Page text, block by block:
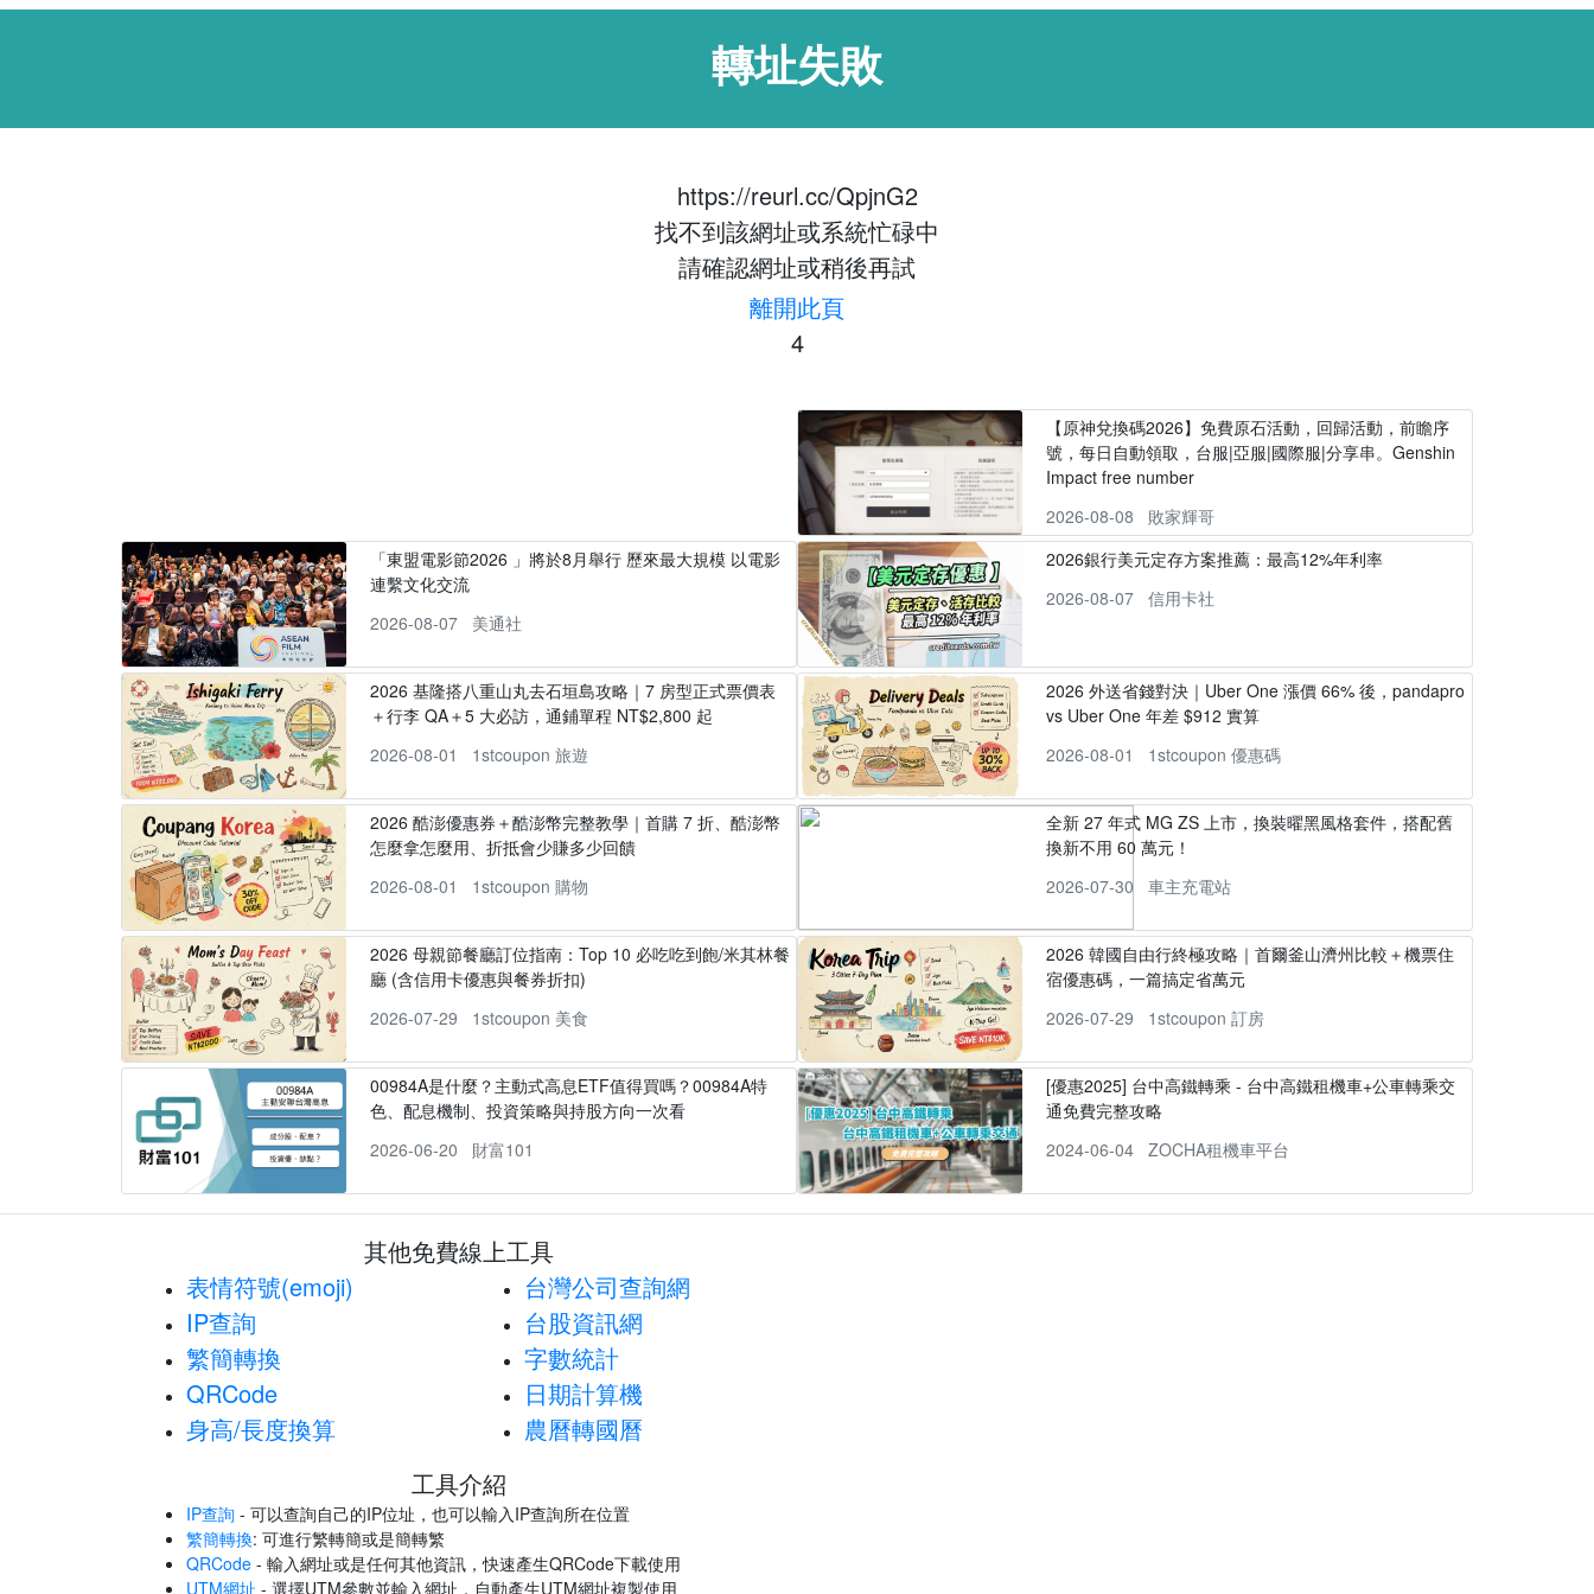
轉址失敗
https://reurl.cc/QpjnG2
找不到該網址或系統忙碌中
請確認網址或稍後再試
離開此頁
3
【原神兌換碼2026】免費原石活動，回歸活動，前瞻序
號，每日自動領取，台服|亞服|國際服|分享串。Genshin
Impact free number
2026-08-08
敗家輝哥
「東盟電影節2026 」將於8月舉行 歷來最大規模 以電影
連繫文化交流
2026-08-07
美通社
2026銀行美元定存方案推薦：最高12%年利率
2026-08-07
信用卡社
2026 基隆搭八重山丸去石垣島攻略｜7 房型正式票價表
＋行李 QA＋5 大必訪，通鋪單程 NT$2,800 起
2026-08-01
1stcoupon 旅遊
2026 外送省錢對決｜Uber One 漲價 66% 後，pandapro
vs Uber One 年差 $912 實算
2026-08-01
1stcoupon 優惠碼
2026 酷澎優惠券＋酷澎幣完整教學｜首購 7 折、酷澎幣
怎麼拿怎麼用、折抵會少賺多少回饋
2026-08-01
1stcoupon 購物
全新 27 年式 MG ZS 上市，換裝曜黑風格套件，搭配舊
換新不用 60 萬元！
2026-07-30
車主充電站
2026 母親節餐廳訂位指南：Top 10 必吃吃到飽/米其林餐
廳 (含信用卡優惠與餐券折扣)
2026-07-29
1stcoupon 美食
2026 韓國自由行終極攻略｜首爾釜山濟州比較＋機票住
宿優惠碼，一篇搞定省萬元
2026-07-29
1stcoupon 訂房
00984A是什麼？主動式高息ETF值得買嗎？00984A特
色、配息機制、投資策略與持股方向一次看
2026-06-20
財富101
[優惠2025] 台中高鐵轉乘 - 台中高鐵租機車+公車轉乘交
通免費完整攻略
2024-06-04
ZOCHA租機車平台
其他免費線上工具
表情符號(emoji)
IP查詢
繁簡轉換
QRCode
身高/長度換算
台灣公司查詢網
台股資訊網
字數統計
日期計算機
農曆轉國曆
工具介紹
IP查詢 - 可以查詢自己的IP位址，也可以輸入IP查詢所在位置
繁簡轉換: 可進行繁轉簡或是簡轉繁
QRCode - 輸入網址或是任何其他資訊，快速產生QRCode下載使用
UTM網址 - 選擇UTM參數並輸入網址，自動產生UTM網址複製使用